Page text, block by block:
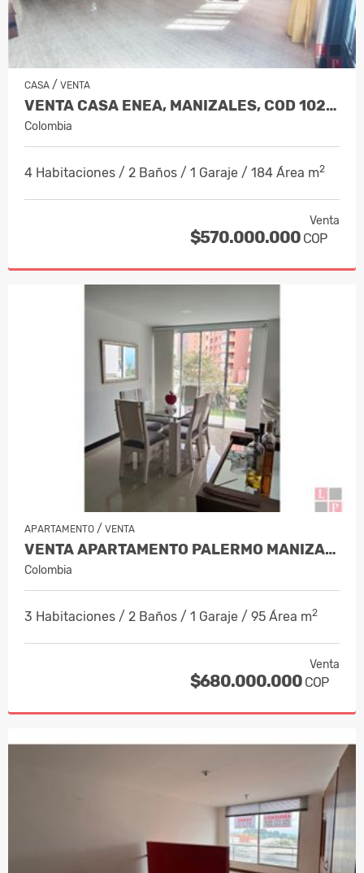
CASA / VENTA
VENTA CASA ENEA, MANIZALES, COD 1023…
Colombia
4 Habitaciones / 2 Baños / 1 Garaje / 184 Área m2
Venta
$570.000.000 COP
APARTAMENTO / VENTA
VENTA APARTAMENTO PALERMO MANIZALES,…
Colombia
3 Habitaciones / 2 Baños / 1 Garaje / 95 Área m2
Venta
$680.000.000 COP